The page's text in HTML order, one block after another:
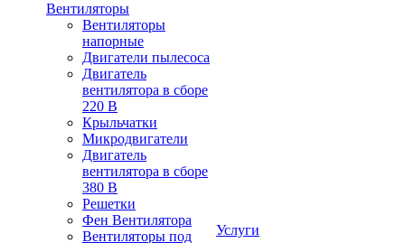
Вентиляторы
Вентиляторы
напорные
Двигатели пылесоса
Двигатель
вентилятора в сборе
220 В
Крыльчатки
Микродвигатели
Двигатель
вентилятора в сборе
380 В
Решетки
Фен Вентилятора
Вентиляторы под
Услуги